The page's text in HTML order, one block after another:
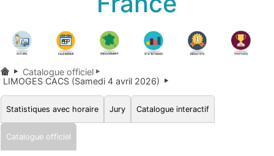
Catalogue officiel
LIMOGES CACS (Samedi 4 avril 2026)
Statistiques avec horaire Jury Catalogue interactif
Catalogue officiel